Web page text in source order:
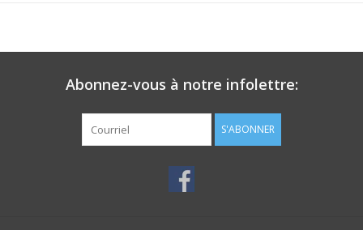
à l'air libre
Abonnez-vous à notre infolettre:
S'ABONNER